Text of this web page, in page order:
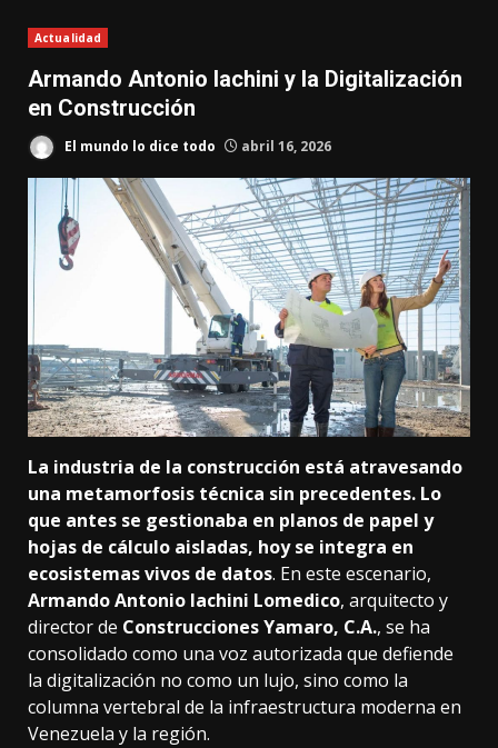
Actualidad
Armando Antonio Iachini y la Digitalización
en Construcción
El mundo lo dice todo abril 16, 2026
La industria de la construcción está atravesando
una metamorfosis técnica sin precedentes. Lo
que antes se gestionaba en planos de papel y
hojas de cálculo aisladas, hoy se integra en
ecosistemas vivos de datos. En este escenario,
Armando Antonio Iachini Lomedico, arquitecto y
director de Construcciones Yamaro, C.A., se ha
consolidado como una voz autorizada que defiende
la digitalización no como un lujo, sino como la
columna vertebral de la infraestructura moderna en
Venezuela y la región.